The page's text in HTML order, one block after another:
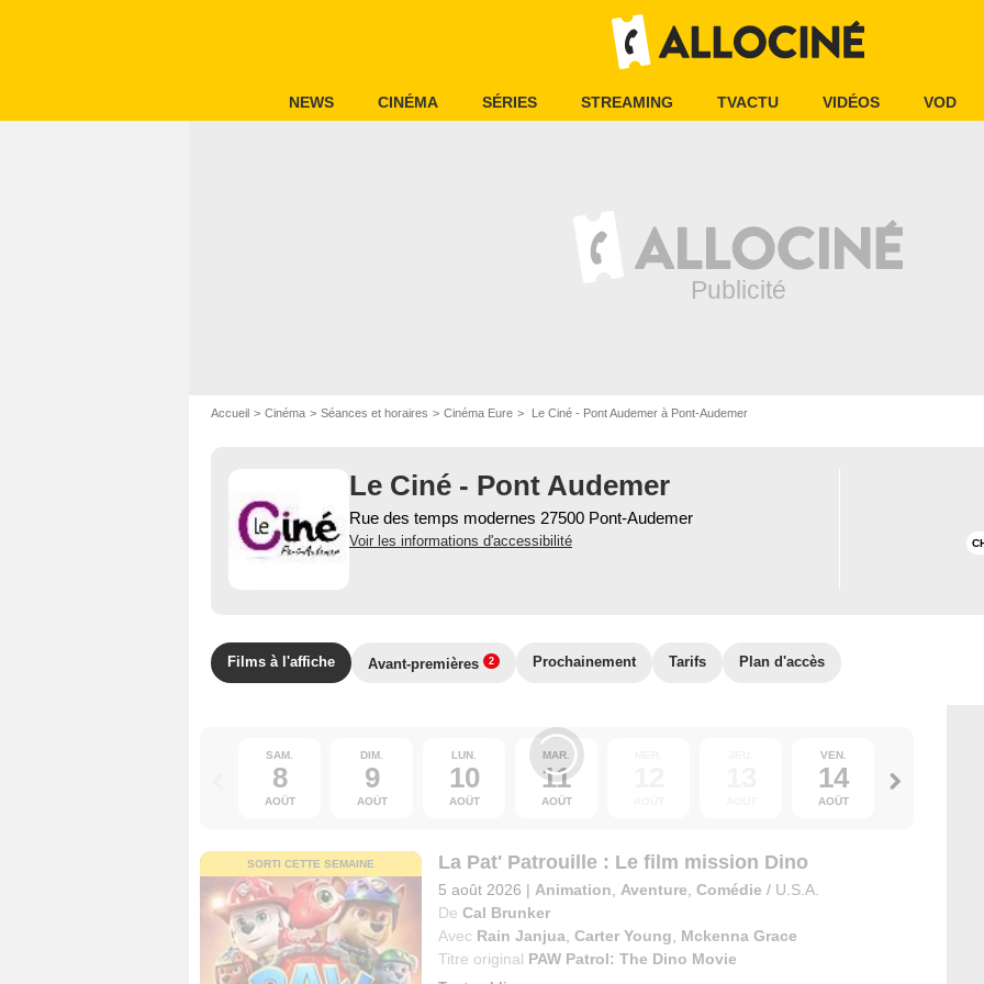
NEWS CINÉMA SÉRIES STREAMING TVACTU VIDÉOS VOD
Accueil Cinéma Séances et horaires Cinéma Eure Le Ciné - Pont Audemer à Pont-Audemer
Le Ciné - Pont Audemer
Rue des temps modernes 27500 Pont-Audemer
Voir les informations d'accessibilité
Films à l'affiche Avant-premières 2 Prochainement Tarifs Plan d'accès
SAM.
8
AOÛT
DIM.
9
AOÛT
LUN.
10
AOÛT
MAR.
11
AOÛT
VEN.
14
AOÛT
SORTI CETTE SEMAINE La Pat' Patrouille : Le film mission Dino
5 août 2026 | Animation Aventure Comédie / U.S.A.
De Cal Brunker
Avec Rain Janjua Carter Young
Mckenna Grace
Titre original PAW Patrol: The Dino Movie